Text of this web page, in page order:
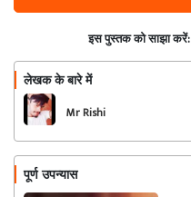
इस पुस्तक को साझा करें:
लेखक के बारे में
Mr Rishi
पूर्ण उपन्यास